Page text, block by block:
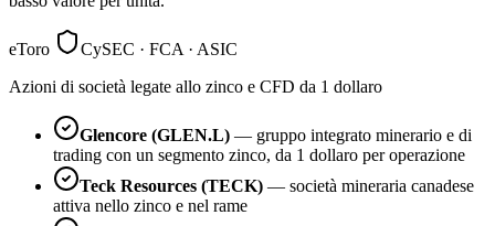
eToro
CySEC · FCA · ASIC
Azioni di società legate allo zinco e CFD da 1 dollaro
Glencore (GLEN.L) — gruppo integrato minerario e di
trading con un segmento zinco, da 1 dollaro per operazione
Teck Resources (TECK) — società mineraria canadese
attiva nello zinco e nel rame